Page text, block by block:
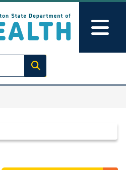
Execute search